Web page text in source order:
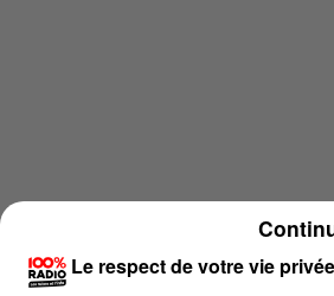
Le respect de votre vie